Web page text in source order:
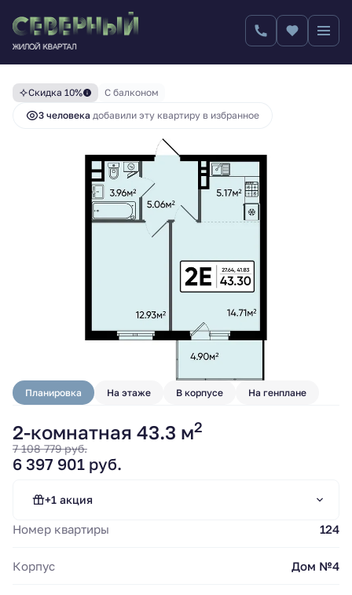
2-комнатная 7 108 779 руб.
6 397 901 руб.
Скидка 10%
С балконом
3 человекa добавили эту квартиру в избранное
Планировка На этаже В корпусе На генплане
2-комнатная 43.3 м2
7 108 779 руб.
6 397 901 руб.
+1 акция
Стандартная ипотека от 13.9%
Номер квартиры 124
Корпус Дом №4